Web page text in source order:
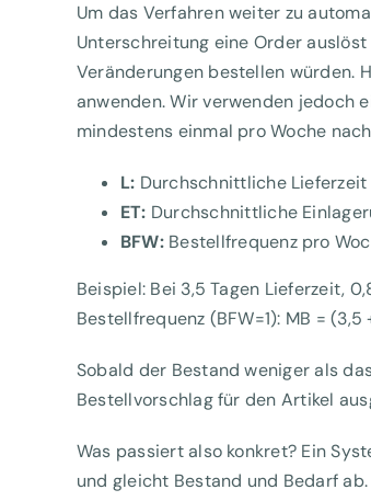
Um das Verfahren weiter zu
Unterschreitung eine Order
Veränderungen bestellen würden.
anwenden. Wir verwenden jedoch
mindestens einmal pro Woche
L: Durchschnittliche Lieferzeit
ET: Durchschnittliche
BFW:Bestellfrequenz pro
Beispiel: Bei 3,5 Tagen Lieferzeit,
Bestellfrequenz (BFW=1): MB = (3,5
Sobald der Bestand weniger als
Bestellvorschlag für den Artikel
Was passiert also konkret? Ein
und gleicht Bestand und Bedarf